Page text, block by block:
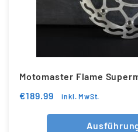
Motomaster Flame
€189.99 inkl. MwSt.